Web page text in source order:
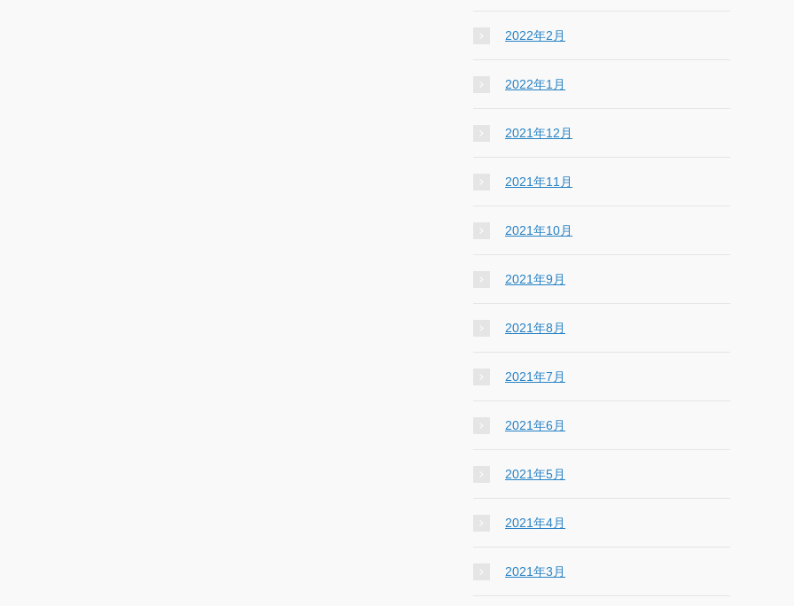
2022年2月
2022年1月
2021年12月
2021年11月
2021年10月
2021年9月
2021年8月
2021年7月
2021年6月
2021年5月
2021年4月
2021年3月